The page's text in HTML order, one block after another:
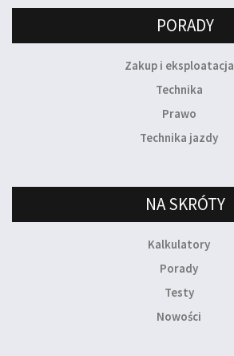
PORADY
Zakup i eksploatacja
Technika
Prawo
Technika jazdy
NA SKRÓTY
Kalkulatory
Porady
Testy
Nowości